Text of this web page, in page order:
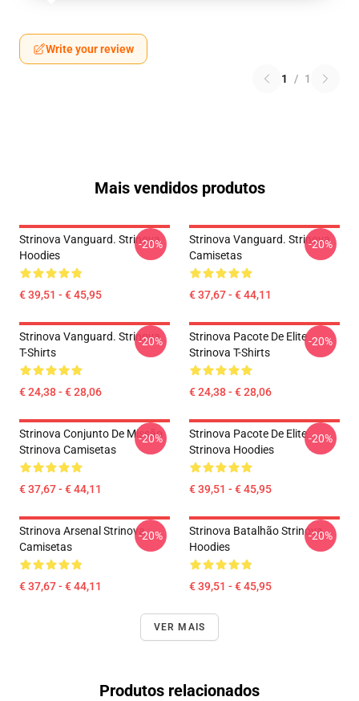
Write your review
1 / 1
Mais vendidos produtos
Strinova Vanguard. Strinova
Hoodies
€ 39,51 - € 45,95
-20%
Strinova Vanguard. Strinova
Camisetas
€ 37,67 - € 44,11
-20%
Strinova Vanguard. Strinova
T-Shirts
€ 24,38 - € 28,06
-20%
Strinova Pacote De Elite
Strinova T-Shirts
€ 24,38 - € 28,06
-20%
Strinova Conjunto De Missão
Strinova Camisetas
€ 37,67 - € 44,11
-20%
Strinova Pacote De Elite
Strinova Hoodies
€ 39,51 - € 45,95
-20%
Strinova Arsenal Strinova
Camisetas
€ 37,67 - € 44,11
-20%
Strinova Batalhão Strinova
Hoodies
€ 39,51 - € 45,95
-20%
VER MAIS
Produtos relacionados